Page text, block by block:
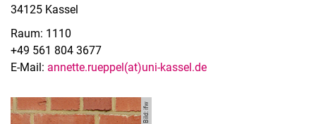
34125 Kassel
Raum: 1110
+49 561 804 3677
E-Mail: annette.rueppel(at)uni-kassel.de
Bild: ifw